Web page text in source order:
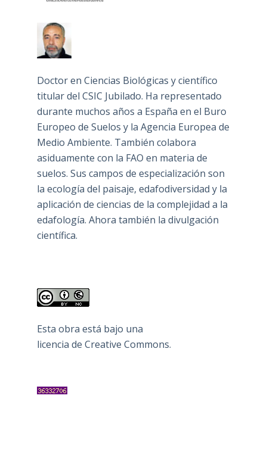
Doctor en Ciencias Biológicas y científico
titular del CSIC Jubilado. Ha representado
durante muchos años a España en el Buro
Europeo de Suelos y la Agencia Europea de
Medio Ambiente. También colabora
asiduamente con la FAO en materia de
suelos. Sus campos de especialización son
la ecología del paisaje, edafodiversidad y la
aplicación de ciencias de la complejidad a la
edafología. Ahora también la divulgación
científica.
Esta obra está bajo una
licencia de Creative Commons.